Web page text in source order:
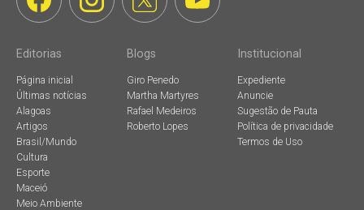
Editorias
Página inicial
Últimas notícias
Alagoas
Artigos
Brasil/Mundo
Cultura
Esporte
Maceió
Meio Ambiente
Blogs
Giro Penedo
Martha Martyres
Rafael Medeiros
Roberto Lopes
Institucional
Expediente
Anuncie
Sugestão de Pauta
Política de privacidade
Termos de Uso